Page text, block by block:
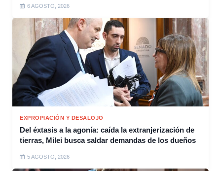
6 AGOSTO, 2026
EXPROPIACIÓN Y DESALOJO
Del éxtasis a la agonía: caída la extranjerización de
tierras, Milei busca saldar demandas de los dueños
5 AGOSTO, 2026